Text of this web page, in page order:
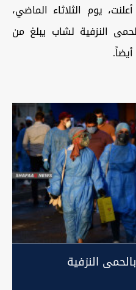
يوم الثلاثاء الماضي،
النزفية لشاب يبلغ من
النزفية